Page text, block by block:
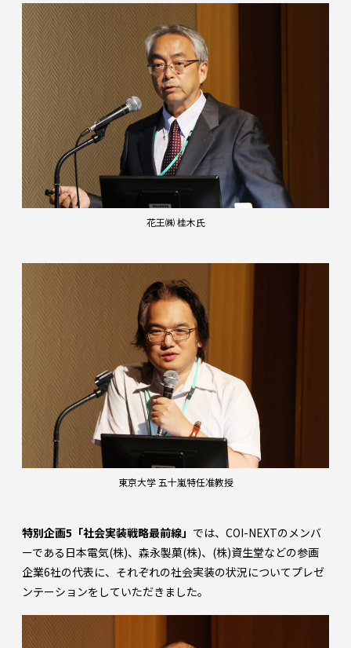
花王㈱ 桂木氏
東京大学 五十嵐特任准教授
特別企画5「社会実装戦略最前線」 では、COI-NEXTのメンバ
ーである日本電気(株)、森永製菓(株)、(株)資生堂などの参画
企業6社の代表に、それぞれの社会実装の状況についてプレゼ
ンテーションをしていただきました。